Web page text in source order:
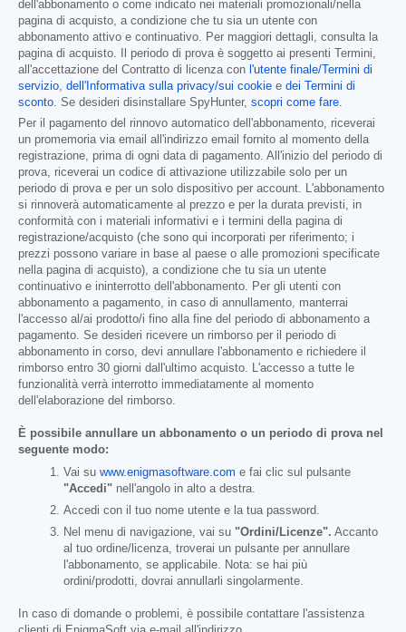
dell'abbonamento o come indicato nei materiali promozionali/nella
pagina di acquisto, a condizione che tu sia un utente con
abbonamento attivo e continuativo. Per maggiori dettagli, consulta la
pagina di acquisto. Il periodo di prova è soggetto ai presenti Termini,
all'accettazione del Contratto di licenza con l'utente finale/Termini di
servizio, dell'Informativa sulla privacy/sui cookie e dei Termini di
sconto. Se desideri disinstallare SpyHunter, scopri come fare.
Per il pagamento del rinnovo automatico dell'abbonamento, riceverai
un promemoria via email all'indirizzo email fornito al momento della
registrazione, prima di ogni data di pagamento. All'inizio del periodo di
prova, riceverai un codice di attivazione utilizzabile solo per un
periodo di prova e per un solo dispositivo per account. L'abbonamento
si rinnoverà automaticamente al prezzo e per la durata previsti, in
conformità con i materiali informativi e i termini della pagina di
registrazione/acquisto (che sono qui incorporati per riferimento; i
prezzi possono variare in base al paese o alle promozioni specificate
nella pagina di acquisto), a condizione che tu sia un utente
continuativo e ininterrotto dell'abbonamento. Per gli utenti con
abbonamento a pagamento, in caso di annullamento, manterrai
l'accesso al/ai prodotto/i fino alla fine del periodo di abbonamento a
pagamento. Se desideri ricevere un rimborso per il periodo di
abbonamento in corso, devi annullare l'abbonamento e richiedere il
rimborso entro 30 giorni dall'ultimo acquisto. L'accesso a tutte le
funzionalità verrà interrotto immediatamente al momento
dell'elaborazione del rimborso.
È possibile annullare un abbonamento o un periodo di prova nel
seguente modo:
Vai su www.enigmasoftware.com e fai clic sul pulsante
"Accedi" nell'angolo in alto a destra.
Accedi con il tuo nome utente e la tua password.
Nel menu di navigazione, vai su "Ordini/Licenze". Accanto
al tuo ordine/licenza, troverai un pulsante per annullare
l'abbonamento, se applicabile. Nota: se hai più
ordini/prodotti, dovrai annullarli singolarmente.
In caso di domande o problemi, è possibile contattare l'assistenza